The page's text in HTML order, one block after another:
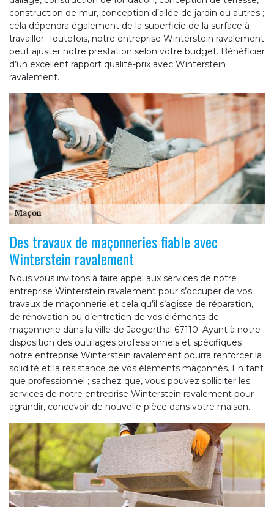
construction de mur, conception d’allée de jardin ou autres ;
cela dépendra également de la superficie de la surface à
travailler. Toutefois, notre entreprise Winterstein ravalement
peut ajuster notre prestation selon votre budget. Bénéficier
d’un excellent rapport qualité-prix avec Winterstein
ravalement.
Des travaux de maçonneries fiable avec
Winterstein ravalement
Nous vous invitons à faire appel aux services de notre
entreprise Winterstein ravalement pour s’occuper de vos
travaux de maçonnerie et cela qu’il s’agisse de réparation,
de rénovation ou d’entretien de vos éléments de
maçonnerie dans la ville de Jaegerthal 67110. Ayant à notre
disposition des outillages professionnels et spécifiques ;
notre entreprise Winterstein ravalement pourra renforcer la
solidité et la résistance de vos éléments maçonnés. En tant
que professionnel ; sachez que, vous pouvez solliciter les
services de notre entreprise Winterstein ravalement pour
agrandir, concevoir de nouvelle pièce dans votre maison.